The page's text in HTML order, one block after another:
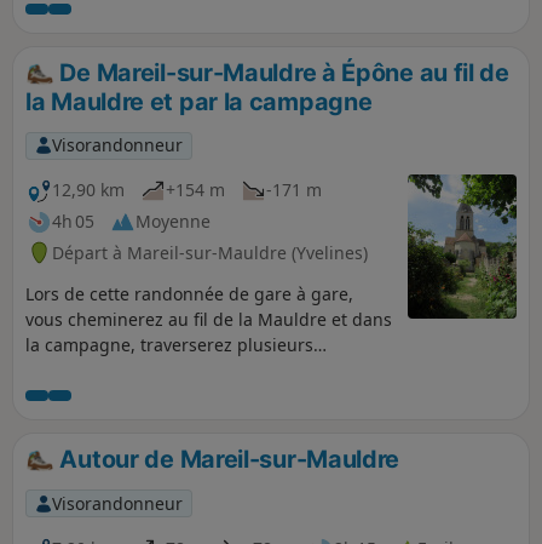
De Mareil-sur-Mauldre à Épône au fil de
la Mauldre et par la campagne
Visorandonneur
12,90 km
+154 m
-171 m
4h 05
Moyenne
Départ à Mareil-sur-Mauldre (Yvelines)
Lors de cette randonnée de gare à gare,
vous cheminerez au fil de la Mauldre et dans
la campagne, traverserez plusieurs
curiosités patrimoniales.
Autour de Mareil-sur-Mauldre
Visorandonneur